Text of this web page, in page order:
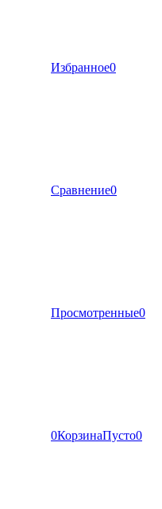
Избранное0
Сравнение0
Просмотренные0
0КорзинаПусто0